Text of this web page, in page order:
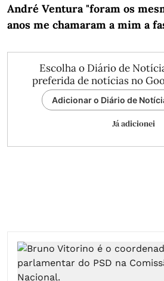
André Ventura "foram os
anos me chamaram a mim a
Escolha o Diário de
preferida de notícias no
Adicionar o Diário de
Já adicionei